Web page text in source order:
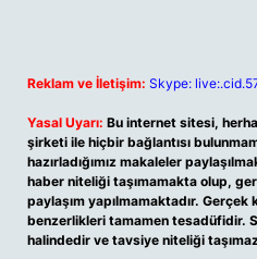
Reklam ve İletişim: Skype:
Yasal Uyarı: Bu internet sitesi,
şirketi ile hiçbir bağlantısı
hazırladığımız makaleler
haber niteliği taşımamakta olup,
paylaşım yapılmamaktadır.
benzerlikleri tamamen tesadüfidir.
halindedir ve tavsiye niteliği